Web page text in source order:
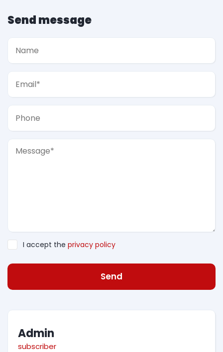
Send message
I accept the privacy policy
Send
Admin
subscriber